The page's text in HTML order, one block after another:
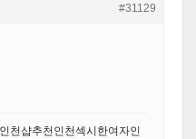
#31129
천샵추천인천섹시한여자인